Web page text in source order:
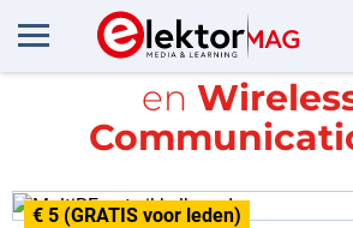
Alle items met de
en
€ 5 (GRATIS voor leden)